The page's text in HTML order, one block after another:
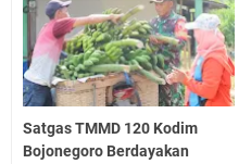
Satgas TMMD 120 Kodim
Bojonegoro Berdayakan